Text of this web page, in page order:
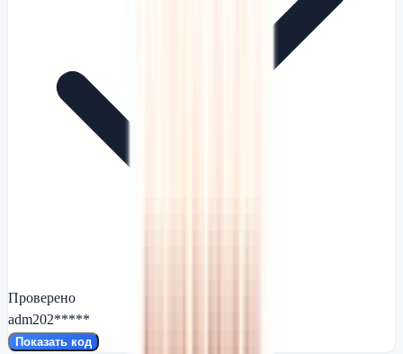
Проверено
adm202*****
Показать код